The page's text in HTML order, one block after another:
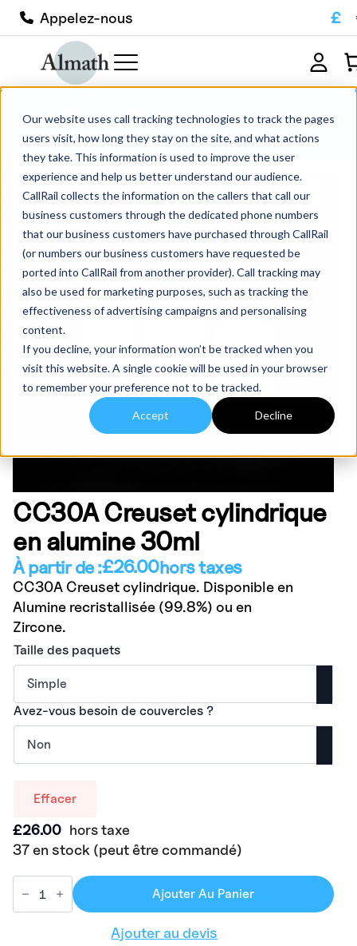
Our website uses call tracking technologies to track the pages
users visit, how long they stay on the site, and what actions
they take. This information is used to improve the user
experience and help us better understand our audience.
CallRail collects the information on the callers that call our
business customers through the dedicated phone numbers
that our business customers have purchased through CallRail
(or numbers our business customers have requested be
ported into CallRail from another provider). Call tracking may
also be used for marketing purposes, such as tracking the
effectiveness of advertising campaigns and personalising
content.
If you decline, your information won’t be tracked when you
visit this website. A single cookie will be used in your browser
to remember your preference not to be tracked.
Accept Decline
Appelez-nous £
CC30A Creuset cylindrique en
alumine 30ml
CC30A Creuset cylindrique
en alumine 30ml
À partir de :£26.00hors taxes
CC30A Creuset cylindrique. Disponible en
Alumine recristallisée (99.8%) ou en
Zircone.
Taille des paquets
Avez-vous besoin de couvercles ?
Effacer
£26.00 hors taxe
37 en stock (peut être commandé)
Ajouter Au Panier
Ajouter au devis